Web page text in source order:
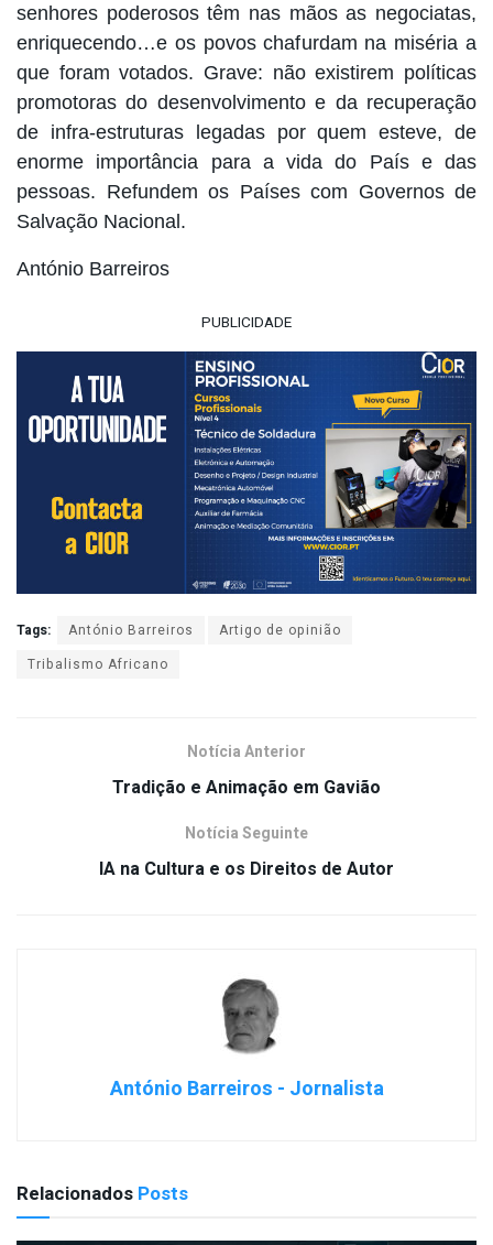
senhores poderosos têm nas mãos as negociatas,
enriquecendo…e os povos chafurdam na miséria a
que foram votados. Grave: não existirem políticas
promotoras do desenvolvimento e da recuperação
de infra-estruturas legadas por quem esteve, de
enorme importância para a vida do País e das
pessoas. Refundem os Países com Governos de
Salvação Nacional.
António Barreiros
PUBLICIDADE
Tags: António Barreiros
Artigo de opinião
Tribalismo Africano
Notícia Anterior
Tradição e Animação em Gavião
Notícia Seguinte
IA na Cultura e os Direitos de Autor
António Barreiros - Jornalista
Relacionados Posts